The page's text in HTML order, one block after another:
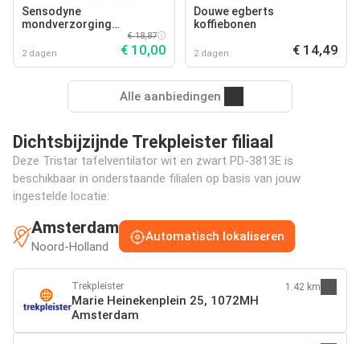
Sensodyne
mondverzorging
gevoeligheid en proglasur
2 dagen
€ 18,87
€ 10,00
Douwe egberts
koffiebonen
2 dagen € 14,49
Alle aanbiedingen
Dichtsbijzijnde Trekpleister filiaal
Deze Tristar tafelventilator wit en zwart PD-3813E is
beschikbaar in onderstaande filialen op basis van jouw
ingestelde locatie:
Amsterdam
Noord-Holland
Automatisch lokaliseren
Trekpleister
Marie Heinekenplein 25, 1072MH
Amsterdam
1.42 km